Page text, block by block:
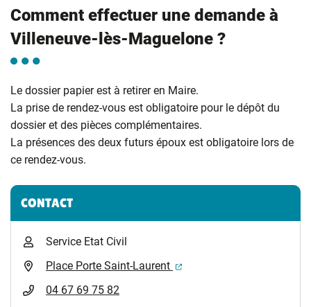
Comment effectuer une demande à
Villeneuve-lès-Maguelone ?
Le dossier papier est à retirer en Maire.
La prise de rendez-vous est obligatoire pour le dépôt du
dossier et des pièces complémentaires.
La présences des deux futurs époux est obligatoire lors de
ce rendez-vous.
Informations complémentaires
CONTACT
Service Etat Civil
Place Porte Saint-Laurent
(ouverture dans un
04 67 69 75 82